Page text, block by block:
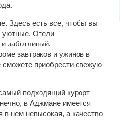
Здесь есть все, чтобы вы
уютные. Отели –
заботливый.
завтраков и ужинов в
приобрести свежую
подходящий курорт
в Аджмане имеется
в нем невысокая, а качество